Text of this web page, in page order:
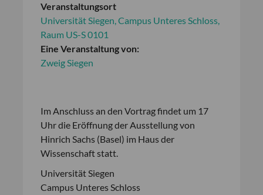
Veranstaltungsort
Universität Siegen, Campus Unteres Schloss,
Raum US-S 0101
Eine Veranstaltung von:
Zweig Siegen
Im Anschluss an den Vortrag findet um 17
Uhr die Eröffnung der Ausstellung von
Hinrich Sachs (Basel) im Haus der
Wissenschaft statt.
Universität Siegen
Campus Unteres Schloss